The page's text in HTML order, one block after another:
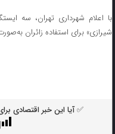
با اعلام شهرداری تهران، سه
شیرازی» برای استفاده زائران
✅ آیا این خبر اقتصادی